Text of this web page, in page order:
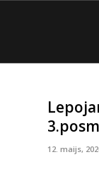
12. maijs,